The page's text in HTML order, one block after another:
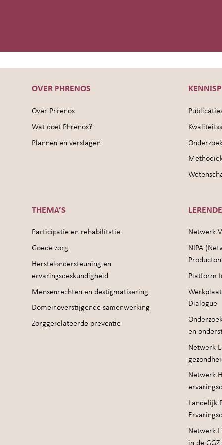
OVER PHRENOS
Over Phrenos
Wat doet Phrenos?
Plannen en verslagen
THEMA’S
Participatie en rehabilitatie
Goede zorg
Herstelondersteuning en
ervaringsdeskundigheid
Mensenrechten en destigmatisering
Domeinoverstijgende samenwerking
Zorggerelateerde preventie
Netwerk
NIPA
Platform
Dialogue
en
Netwerk
Netwerk
Landelijk
Netwerk
in de GGZ